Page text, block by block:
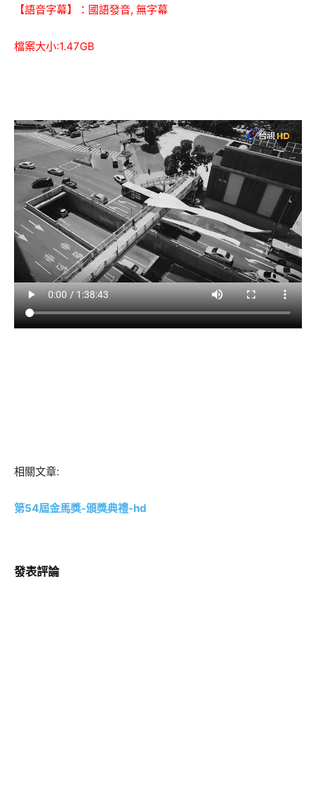
【語音字幕】：國語發音, 無字幕
檔案大小:1.47GB
相關文章:
第54屆金馬獎-頒獎典禮-hd
發表評論